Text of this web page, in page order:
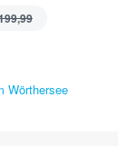
Wörthersee